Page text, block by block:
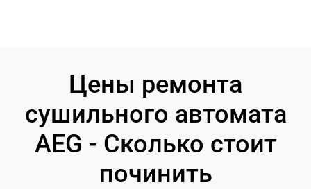
Цены ремонта
сушильного автомата
AEG - Сколько стоит
починить